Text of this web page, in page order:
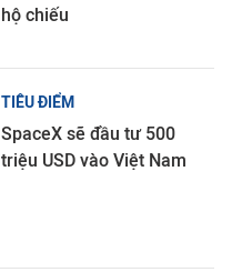
hộ chiếu
TIÊU ĐIỂM
SpaceX sẽ đầu tư 500
triệu USD vào Việt Nam